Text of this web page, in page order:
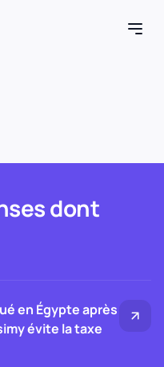
dont
en Égypte après
évite la taxe